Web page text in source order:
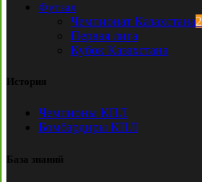
Футзал
Чемпионат Казахстана
Первая лига
Кубок Казахстана
История
Чемпионы КПЛ
Бомбардиры КПЛ
База знаний